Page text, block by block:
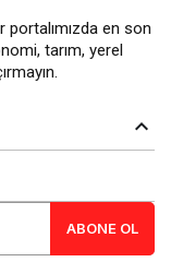
portalımızda en son
tarım, yerel
ABONE OL